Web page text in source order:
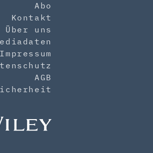
Abo
Kontakt
Über uns
Impressum
AGB